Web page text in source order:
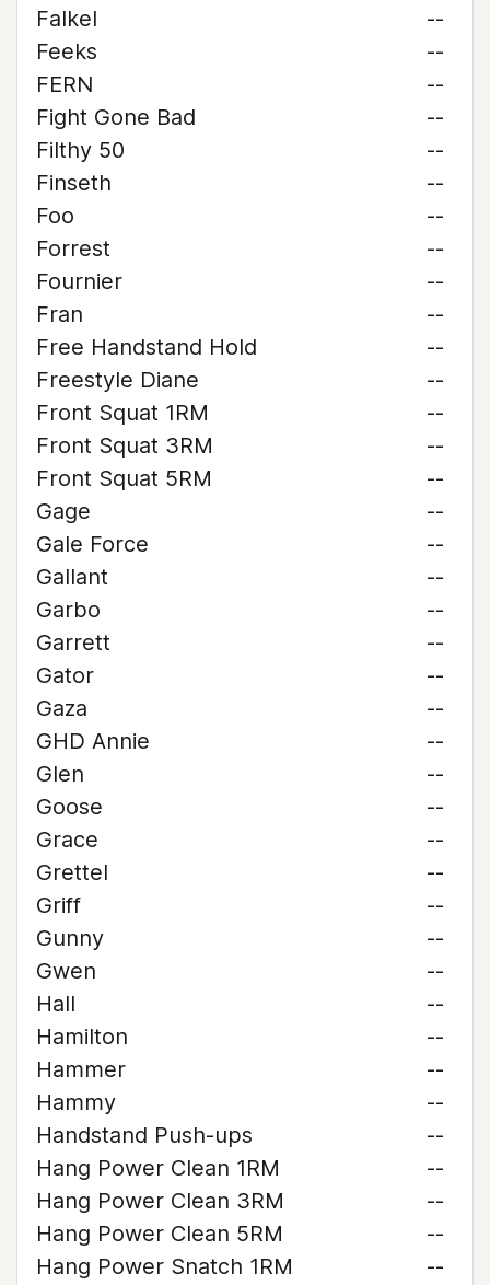
Falkel
--
Feeks
--
FERN
--
Fight Gone Bad
--
Filthy 50
--
Finseth
--
Foo
--
Forrest
--
Fournier
--
Fran
--
Free Handstand Hold
--
Freestyle Diane
--
Front Squat 1RM
--
Front Squat 3RM
--
Front Squat 5RM
--
Gage
--
Gale Force
--
Gallant
--
Garbo
--
Garrett
--
Gator
--
Gaza
--
GHD Annie
--
Glen
--
Goose
--
Grace
--
Grettel
--
Griff
--
Gunny
--
Gwen
--
Hall
--
Hamilton
--
Hammer
--
Hammy
--
Handstand Push-ups
--
Hang Power Clean 1RM
--
Hang Power Clean 3RM
--
Hang Power Clean 5RM
--
Hang Power Snatch 1RM
--